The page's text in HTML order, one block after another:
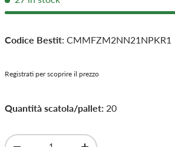
Codice Bestit: CMMFZM2NN21NPKR1
Registrati per scoprire il prezzo
Quantità scatola/pallet: 20
Qty